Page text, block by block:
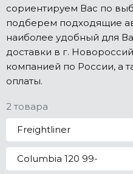
сориентируем Вас по
подберем подходящие
наиболее удобный для
доставки в г.
компанией по России, а
оплаты.
2 товара
Freightliner
Columbia 120 99-